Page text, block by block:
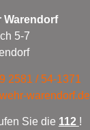
Warendorf
5-7
2581 / 54-1371
warendorf.de
Sie die 112 !